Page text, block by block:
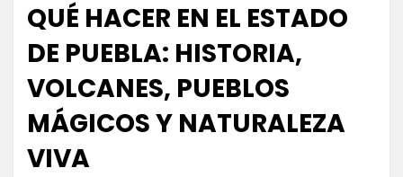
QUÉ HACER EN EL ESTADO
DE PUEBLA: HISTORIA,
VOLCANES, PUEBLOS
MÁGICOS Y NATURALEZA
VIVA